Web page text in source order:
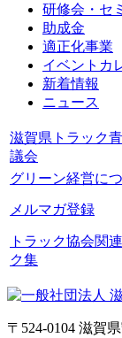
研修会・セ
助成金
適正化事業
イベントカ
新着情報
ニュース
滋賀県トラック
議会
グリーン経営に
メルマガ登録
トラック協会関
ク集
〒524-0104 滋賀